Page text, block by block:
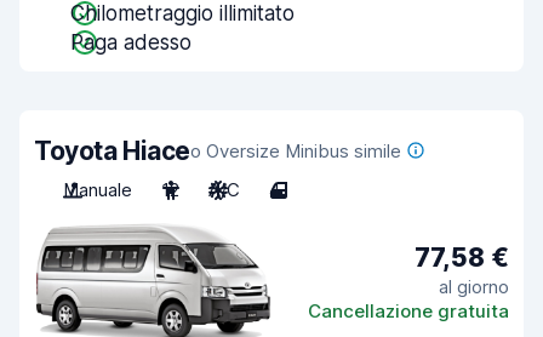
Chilometraggio illimitato
Paga adesso
Toyota Hiaceo Oversize Minibus simile
Manuale
12 A/C 4
77,58 €
al giorno
Cancellazione gratuita